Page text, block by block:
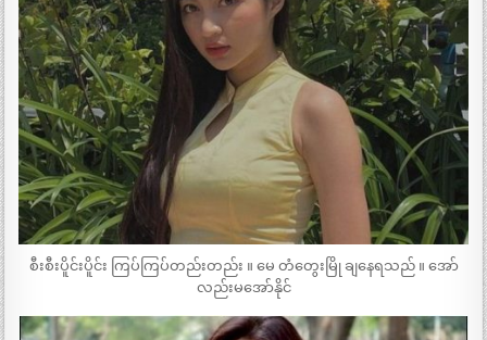
စီးစီးပိူင်းပိူင်း ကြပ်ကြပ်တည်းတည်း ။ မေ တံတွေးမြို ချနေရသည် ။ အော်
လည်းမအော်နိုင်